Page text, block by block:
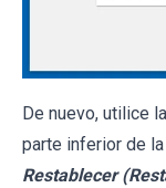
De nuevo, utilice
parte inferior de
Restablecer